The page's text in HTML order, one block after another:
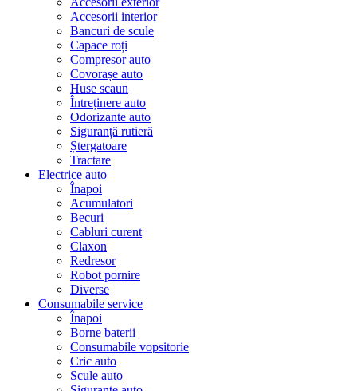
Accesorii interior
Bancuri de scule
Capace roți
Compresor auto
Covorașe auto
Huse scaun
Întreținere auto
Odorizante auto
Siguranță rutieră
Ștergatoare
Tractare
Electrice auto
Înapoi
Acumulatori
Becuri
Cabluri curent
Claxon
Redresor
Robot pornire
Diverse
Consumabile service
Înapoi
Borne baterii
Consumabile vopsitorie
Cric auto
Scule auto